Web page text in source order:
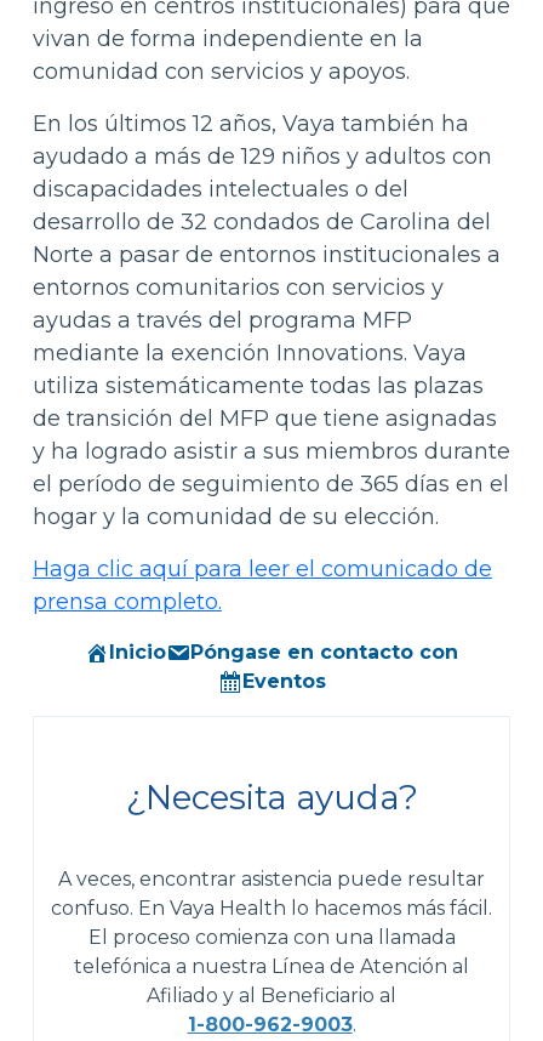
ingreso en centros institucionales) para que
vivan de forma independiente en la
comunidad con servicios y apoyos.
En los últimos 12 años, Vaya también ha
ayudado a más de 129 niños y adultos con
discapacidades intelectuales o del
desarrollo de 32 condados de Carolina del
Norte a pasar de entornos institucionales a
entornos comunitarios con servicios y
ayudas a través del programa MFP
mediante la exención Innovations. Vaya
utiliza sistemáticamente todas las plazas
de transición del MFP que tiene asignadas
y ha logrado asistir a sus miembros durante
el período de seguimiento de 365 días en el
hogar y la comunidad de su elección.
Haga clic aquí para leer el comunicado de
prensa completo.
Inicio
Póngase en contacto con
Eventos
¿Necesita ayuda?
A veces, encontrar asistencia puede resultar
confuso. En Vaya Health lo hacemos más fácil.
El proceso comienza con una llamada
telefónica a nuestra Línea de Atención al
Afiliado y al Beneficiario al
1-800-962-9003.